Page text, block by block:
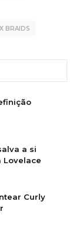
BRAIDS
a si
Lovelace
Curly